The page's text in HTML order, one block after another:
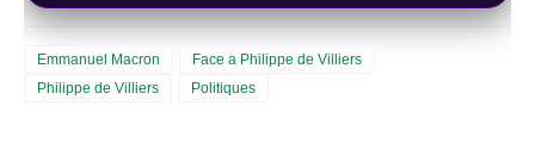
Emmanuel Macron
Face a Philippe de Villiers
Philippe de Villiers
Politiques